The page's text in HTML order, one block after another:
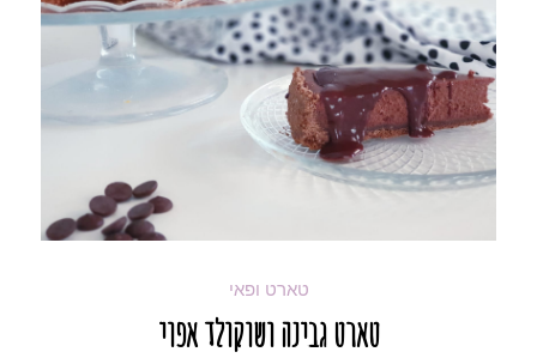
טארט ופאי
טארט גבינה ושוקולד אפוי